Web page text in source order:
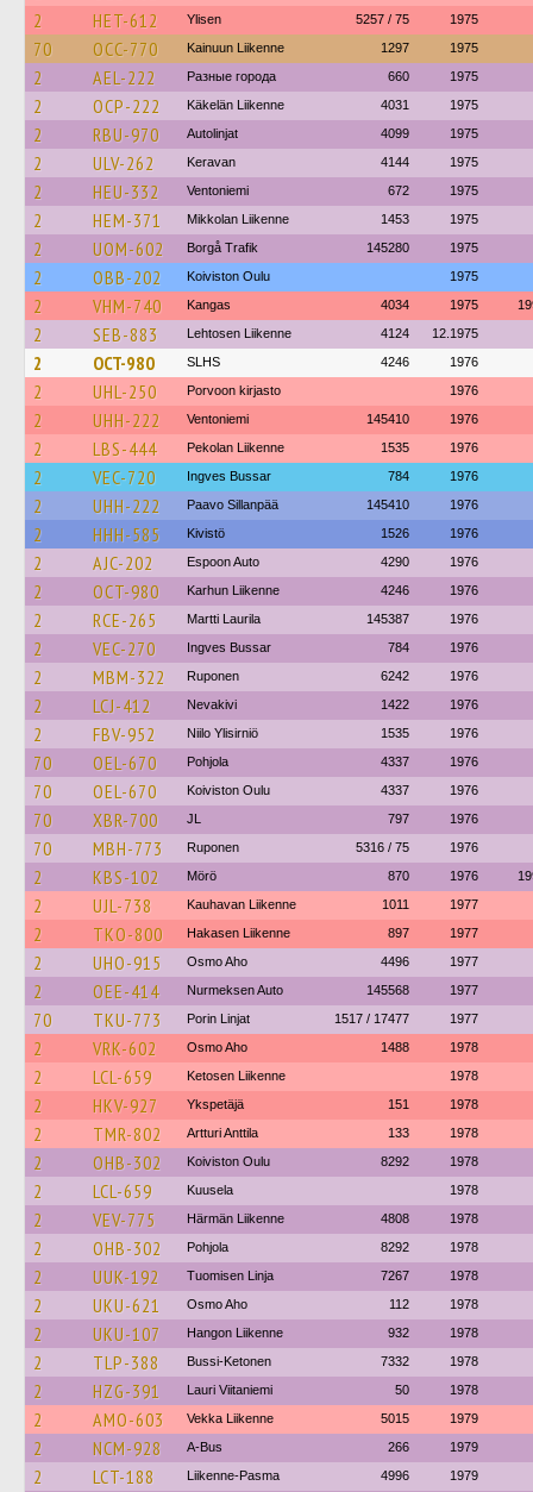
2
HET-612 Ylisen 5257 / 75 1975
70 OCC-770 Kainuun Liikenne 1297 1975
2 AEL-222 Разные города 660 1975
2 OCP-222 Käkelän Liikenne 4031 1975
2 RBU-970 Autolinjat 4099 1975
2 ULV-262 Keravan 4144 1975
2 HEU-332 Ventoniemi 672 1975
2 HEM-371 Mikkolan Liikenne 1453 1975
2 UOM-602 Borgå Trafik 145280 1975
2 OBB-202 Koiviston Oulu 1975
2 VHM-740 Kangas 4034 1975
2 SEB-883 Lehtosen Liikenne 4124 12.1975
2 OCT-980 SLHS 4246 1976
2 UHL-250 Porvoon kirjasto 1976
2 UHH-222 Ventoniemi 145410 1976
2 LBS-444 Pekolan Liikenne 1535 1976
2 VEC-720 Ingves Bussar 784 1976
2 UHH-222 Paavo Sillanpää 145410 1976
2 HHH-585 Kivistö 1526 1976
2 AJC-202 Espoon Auto 4290 1976
2 OCT-980 Karhun Liikenne 4246 1976
2 RCE-265 Martti Laurila 145387 1976
2 VEC-270 Ingves Bussar 784 1976
2 MBM-322 Ruponen 6242 1976
2 LCJ-412 Nevakivi 1422 1976
2 FBV-952 Niilo Ylisirniö 1535 1976
70 OEL-670 Pohjola 4337 1976
70 OEL-670 Koiviston Oulu 4337 1976
70 XBR-700 JL 797 1976
70 MBH-773 Ruponen 5316 / 75 1976
2 KBS-102 Mörö 870 1976
2 UJL-738 Kauhavan Liikenne 1011 1977
2 TKO-800 Hakasen Liikenne 897 1977
2 UHO-915 Osmo Aho 4496 1977
2 OEE-414 Nurmeksen Auto 145568 1977
70 TKU-773 Porin Linjat 1517 / 17477 1977
2 VRK-602 Osmo Aho 1488 1978
2 LCL-659 Ketosen Liikenne 1978
2 HKV-927 Ykspetäjä 151 1978
2 TMR-802 Artturi Anttila 133 1978
2 OHB-302 Koiviston Oulu 8292 1978
2 LCL-659 Kuusela 1978
2 VEV-775 Härmän Liikenne 4808 1978
2 OHB-302 Pohjola 8292 1978
2 UUK-192 Tuomisen Linja 7267 1978
2 UKU-621 Osmo Aho 112 1978
2 UKU-107 Hangon Liikenne 932 1978
2 TLP-388 Bussi-Ketonen 7332 1978
2 HZG-391 Lauri Viitaniemi 50 1978
2 AMO-603 Vekka Liikenne 5015 1979
2 NCM-928 A-Bus 266 1979
2 LCT-188 Liikenne-Pasma 4996 1979